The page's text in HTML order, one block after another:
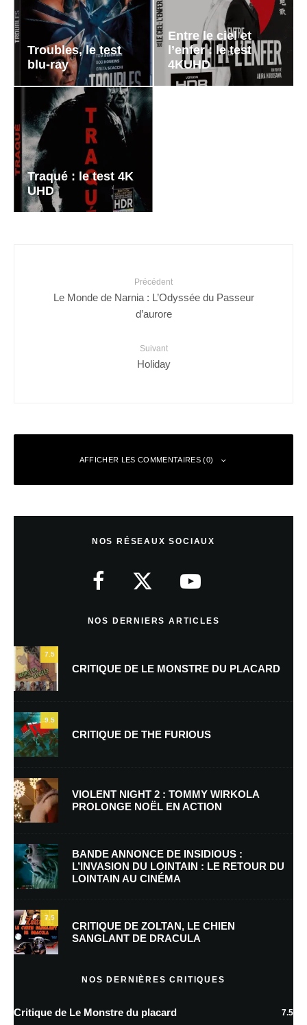
Troubles, le test
blu-ray
Entre le ciel et
l’enfer : le test
4KUHD
Traqué : le test 4K
UHD
Précédent
Le Monde de Narnia : L’Odyssée du Passeur
d’aurore
Suivant
Holiday
AFFICHER LES COMMENTAIRES (0)
Nom*
E-mail *
Enregistrer mon nom, mon e-mail et mon site dans le navigateur pour
mon prochain commentaire.
plus sur la façon dont les données de vos commentaires sont
NOS RÉSEAUX SOCIAUX
NOS DERNIERS ARTICLES
7.5
CRITIQUE DE LE MONSTRE DU PLACARD
9.5
CRITIQUE DE THE FURIOUS
VIOLENT NIGHT 2 : TOMMY WIRKOLA
PROLONGE NOËL EN ACTION
BANDE ANNONCE DE INSIDIOUS :
L’INVASION DU LOINTAIN : LE RETOUR DU
LOINTAIN AU CINÉMA
7.5
CRITIQUE DE ZOLTAN, LE CHIEN
SANGLANT DE DRACULA
NOS DERNIÈRES CRITIQUES
Critique de Le Monstre du placard 7.5